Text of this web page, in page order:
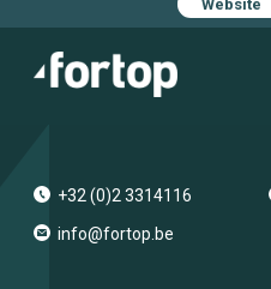
Website
+32 (0)2 3314116
info@fortop.be